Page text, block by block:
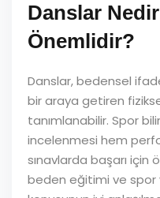
Danslar
Önemlidir?
Danslar, bedensel
bir araya getiren
tanımlanabilir. Spor
incelenmesi hem
sınavlarda başarı için
beden eğitimi ve spor